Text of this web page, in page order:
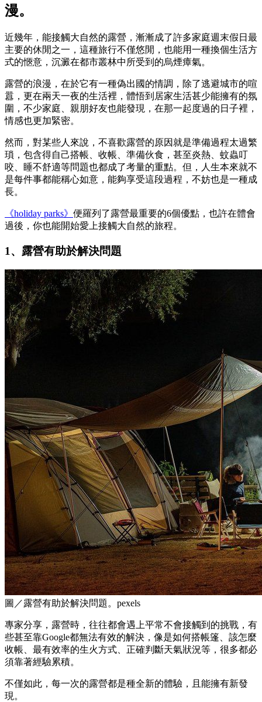
漫。
近幾年，能接觸大自然的露營，漸漸成了許多家庭週末假日最
主要的休閒之一，這種旅行不僅悠閒，也能用一種換個生活方
式的愜意，沉澱在都市叢林中所受到的烏煙瘴氣。
露營的浪漫，在於它有一種偽出國的情調，除了逃避城市的喧
囂，更在兩天一夜的生活裡，體悟到居家生活甚少能擁有的氛
圍，不少家庭、親朋好友也能發現，在那一起度過的日子裡，
情感也更加緊密。
然而，對某些人來說，不喜歡露營的原因就是準備過程太過繁
瑣，包含得自己搭帳、收帳、準備伙食，甚至炎熱、蚊蟲叮
咬、睡不舒適等問題也都成了考量的重點。但，人生本來就不
是每件事都能稱心如意，能夠享受這段過程，不妨也是一種成
長。
《holiday parks》 便羅列了露營最重要的6個優點，也許在體會
過後，你也能開始愛上接觸大自然的旅程。
1、露營有助於解決問題
圖／露營有助於解決問題。pexels
專家分享，露營時，往往都會遇上平常不會接觸到的挑戰，有
些甚至靠Google都無法有效的解決，像是如何搭帳篷、該怎麼
收帳、最有效率的生火方式、正確判斷天氣狀況等，很多都必
須靠著經驗累積。
不僅如此，每一次的露營都是種全新的體驗，且能擁有新發
現。